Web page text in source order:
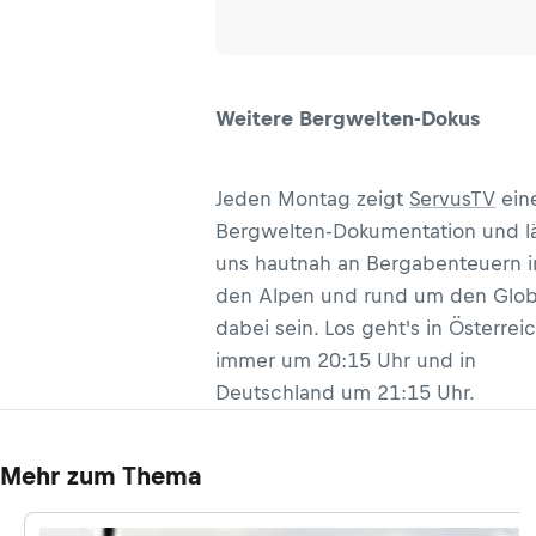
Weitere Bergwelten-Dokus
Jeden Montag zeigt ServusTV
Bergwelten-Dokumentation und
uns hautnah an Bergabenteuern
den Alpen und rund um den
dabei sein. Los geht's in
immer um 20:15 Uhr und in
Deutschland um 21:15 Uhr.
Mehr zum Thema